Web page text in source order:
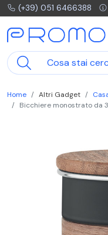
(+39) 051 6466388
Home Altri Gadget
Bicchiere monostrato da